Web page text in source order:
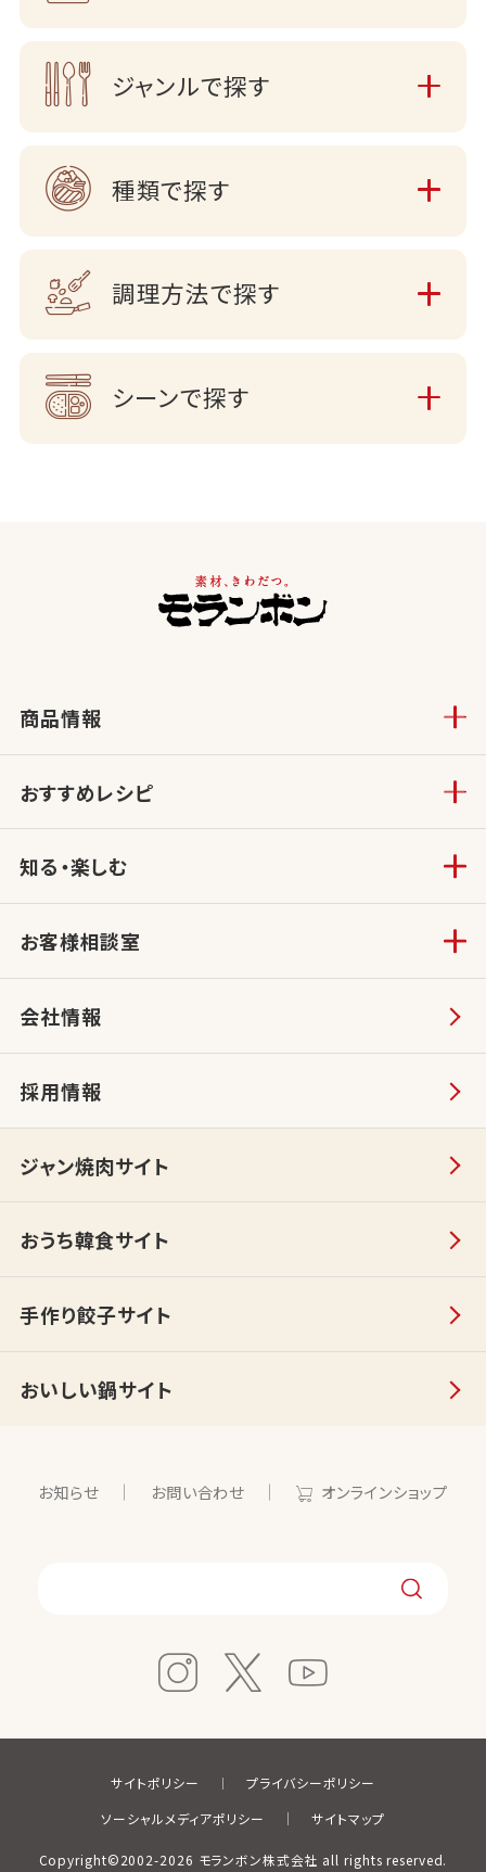
ジャンルで探す
種類で探す
調理方法で探す
シーンで探す
商品情報
おすすめレシピ
知る・楽しむ
お客様相談室
会社情報
採用情報
ジャン焼肉サイト
おうち韓食サイト
手作り餃子サイト
おいしい鍋サイト
お知らせ お問い合わせ オンラインショップ
Copyright©2002-2026 モランボン株式会社 all rights reserved.
サイトポリシー
プライバシーポリシー
ソーシャルメディアポリシー
サイトマップ